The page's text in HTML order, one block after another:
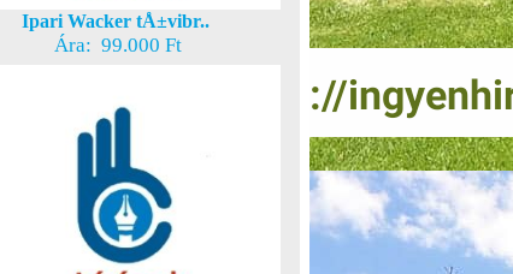
Ipari Wacker tÅ±vibr..
Ára: 99.000 Ft